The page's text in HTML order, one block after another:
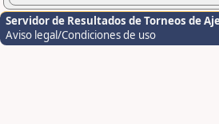
Servidor de Resultados de Torneos de
Aviso legal/Condiciones de uso